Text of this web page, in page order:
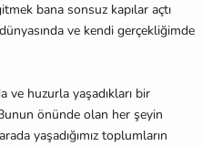
bana sonsuz kapılar açtı
ve kendi gerçekliğimde
ve huzurla yaşadıkları bir
önünde olan her şeyin
yaşadığımız toplumların